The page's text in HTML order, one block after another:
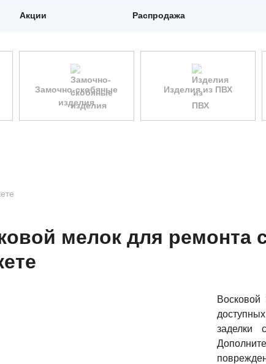
Акции Распродажа
Замочно-скобяные
изделия
Изделия из ПВХ
мелок для ремонта
заделки